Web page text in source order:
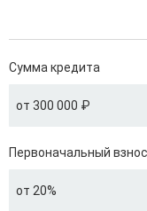
Сумма кредита
от 300 000 ₽
Первоначальный взнос
от 20%